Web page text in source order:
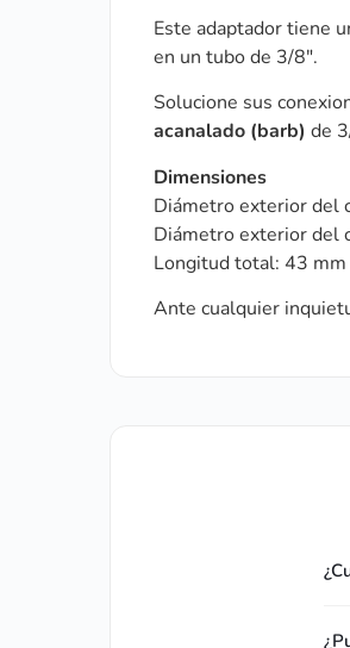
Este adaptador tiene
en un tubo de 3/8″.
Solucione sus
acanalado (barb) de
Dimensiones
Diámetro exterior del
Diámetro exterior del
Longitud total: 43 mm
Ante cualquier